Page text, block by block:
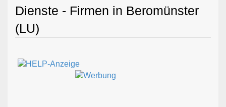
Dienste - Firmen in Beromünster
(LU)